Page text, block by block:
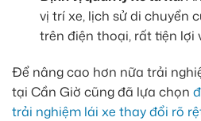
vị trí xe, lịch sử di chuyển
trên điện thoại, rất tiện lợi
Để nâng cao hơn nữa trải
tại Cần Giờ cũng đã lựa chọn
trải nghiệm lái xe thay đổi rõ